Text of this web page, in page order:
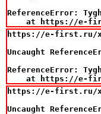
ReferenceError:
at https://e-
https://e-first.ru/
Uncaught
ReferenceError:
at https://e-
https://e-first.ru/
Uncaught